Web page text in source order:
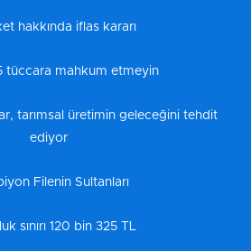
hakkında iflas kararı
tüccara mahkum etmeyin
tarımsal üretimin geleceğini tehdit
ediyor
Filenin Sultanları
sınırı 120 bin 325 TL